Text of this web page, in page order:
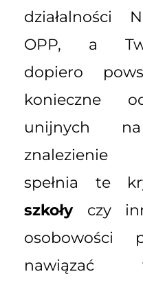
działalności
OPP, a
dopiero
konieczne
unijnych
znalezienie
spełnia te
szkołyczy
osobowości
nawiązać